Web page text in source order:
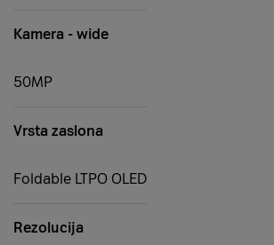
Kamera - wide
50MP
Vrsta zaslona
Foldable LTPO OLED
Rezolucija